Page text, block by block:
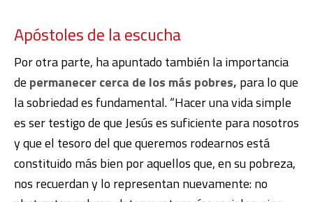
Apóstoles de la escucha
Por otra parte, ha apuntado también la importancia
de permanecer cerca de los más pobres, para lo que
la sobriedad es fundamental. “Hacer una vida simple
es ser testigo de que Jesús es suficiente para nosotros
y que el tesoro del que queremos rodearnos está
constituido más bien por aquellos que, en su pobreza,
nos recuerdan y lo representan nuevamente: no